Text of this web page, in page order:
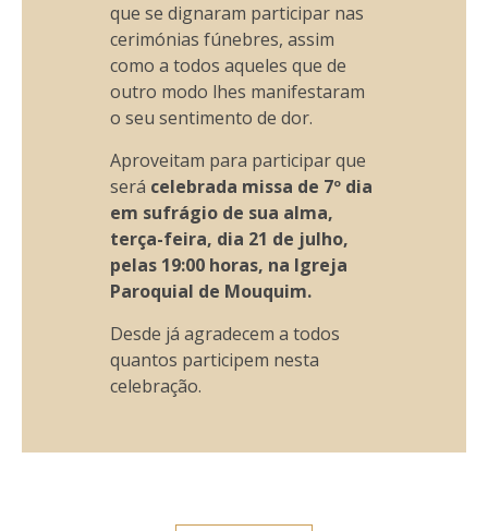
que se dignaram participar nas
cerimónias fúnebres, assim
como a todos aqueles que de
outro modo lhes manifestaram
o seu sentimento de dor.
Aproveitam para participar que
será celebrada missa de 7º dia
em sufrágio de sua alma,
terça-feira, dia 21 de julho,
pelas 19:00 horas, na Igreja
Paroquial de Mouquim.
Desde já agradecem a todos
quantos participem nesta
celebração.